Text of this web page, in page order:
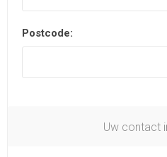
Postcode:
Uw contact